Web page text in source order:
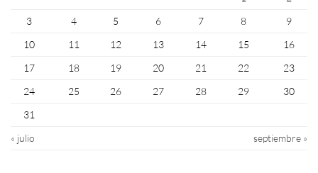
3
4 5 6 7 8
9
10
11 12 13 14 15
16
17
18 19 20 21 22
23
24
25 26 27 28 29
30
31
« julio
septiembre »